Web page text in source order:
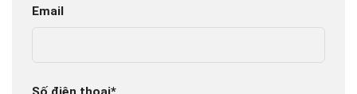
Email